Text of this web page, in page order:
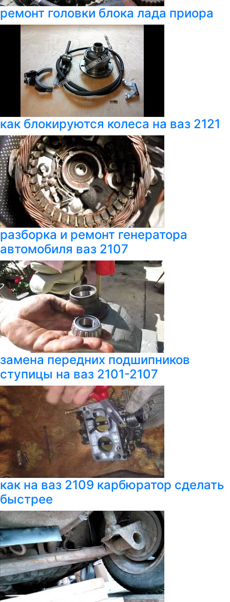
ремонт головки блока лада приора
как блокируются колеса на ваз 2121
разборка и ремонт генератора
автомобиля ваз 2107
замена передних подшипников
ступицы на ваз 2101-2107
как на ваз 2109 карбюратор сделать
быстрее